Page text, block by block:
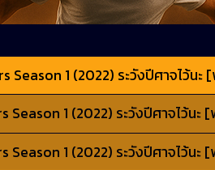
1 (2022) ระวังปีศาจไว้นะ
1 (2022) ระวังปีศาจไว้นะ
1 (2022) ระวังปีศาจไว้นะ